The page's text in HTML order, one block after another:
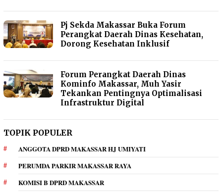
Pj Sekda Makassar Buka Forum
Perangkat Daerah Dinas Kesehatan,
Dorong Kesehatan Inklusif
Forum Perangkat Daerah Dinas
Kominfo Makassar, Muh Yasir
Tekankan Pentingnya Optimalisasi
Infrastruktur Digital
TOPIK POPULER
ANGGOTA DPRD MAKASSAR HJ UMIYATI
PERUMDA PARKIR MAKASSAR RAYA
KOMISI B DPRD MAKASSAR